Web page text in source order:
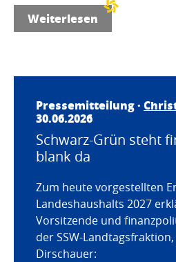
Weiterlesen
Pressemitteilung ·
30.06.2026
Schwarz-Grün steht
blank da
Zum heute vorgestellten
Landeshaushalts 2027
Vorsitzende und
der SSW-
Dirschauer: